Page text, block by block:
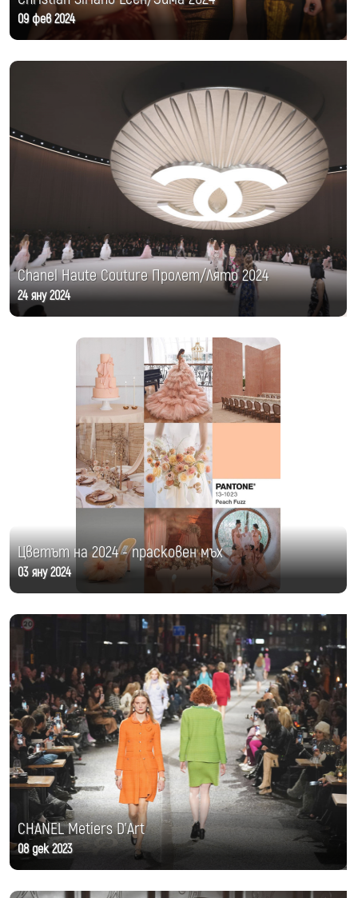
09 фев 2024
Chanel Haute Couture Пролет/Лято 2024
24 яну 2024
Цветът на 2024 - прасковен мъх
03 яну 2024
CHANEL Metiers D'Art
08 дек 2023